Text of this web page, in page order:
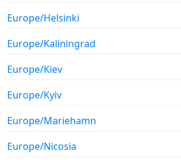
Europe/Helsinki
Europe/Kaliningrad
Europe/Kiev
Europe/Kyiv
Europe/Mariehamn
Europe/Nicosia